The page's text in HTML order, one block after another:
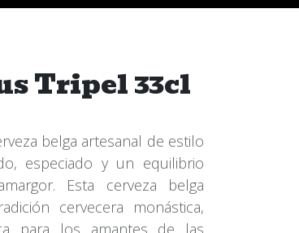
Tripel 33cl
belga artesanal de estilo
especiado y un equilibrio
Esta cerveza belga
cervecera monástica,
para los amantes de las